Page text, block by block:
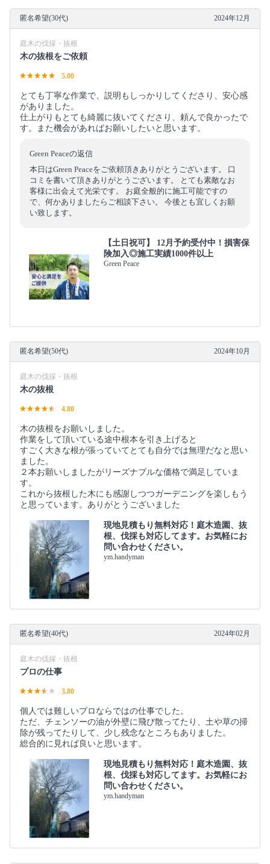
匿名希望(30代) 2024年12月
庭木の伐採・抜根
木の抜根をご依頼
5.00
とても丁寧な作業で、説明もしっかりしてくださり、安心感
がありました。
仕上がりもとても綺麗に抜いてくださり、頼んで良かったで
す。また機会があればお願いしたいと思います。
Green Peaceの返信
本日はGreen Peaceをご依頼頂きありがとうございます。 口
コミを書いて頂きありがとうございます。 とても素敵なお
客様に出会えて光栄です。 お庭全般的に施工可能ですの
で、何かありましたらご相談下さい。 今後とも宜しくお願
い致します。
【土日祝可】 12月予約受付中！損害保
険加入◎施工実績1000件以上
Green Peace
匿名希望(50代) 2024年10月
庭木の伐採・抜根
木の抜根
4.80
木の抜根をお願いしました。
作業をして頂いている途中根本を引き上げると
すごく大きな根が張っていてとても自分では無理だなと思い
ました。
２本お願いしましたがリーズナブルな価格で満足していま
す。
これから抜根した木にも感謝しつつガーデニングを楽しもう
と思っています。ありがとうございました
現地見積もり無料対応！庭木造園、抜
根、伐採も対応してます。お気軽にお
問い合わせください。
ym.handyman
匿名希望(40代) 2024年02月
庭木の伐採・抜根
プロの仕事
3.80
個人では難しいプロならではの仕事でした。
ただ、チェンソーの油が外壁に飛び散ってたり、土や草の掃
除が残ってたりして、少し残念なところもありました。
総合的に見れば良いと思います。
現地見積もり無料対応！庭木造園、抜
根、伐採も対応してます。お気軽にお
問い合わせください。
ym.handyman